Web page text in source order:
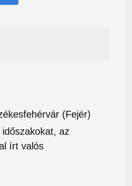
(Fejér)
az
írt valós